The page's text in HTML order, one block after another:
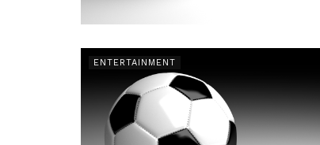
ENTERTAINMENT